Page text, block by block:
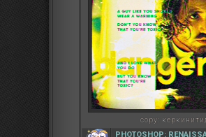
copy:
PHOTOSHOP: